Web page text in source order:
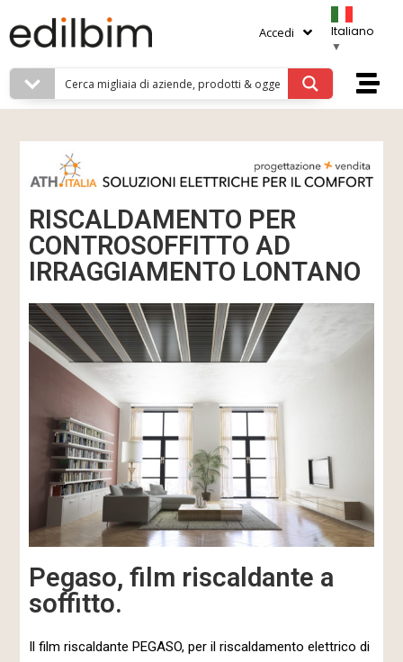
Accedi
Italiano
▼
RISCALDAMENTO PER
CONTROSOFFITTO AD
IRRAGGIAMENTO LONTANO
Pegaso, film riscaldante a
soffitto.
Il film riscaldante PEGASO, per il riscaldamento elettrico di